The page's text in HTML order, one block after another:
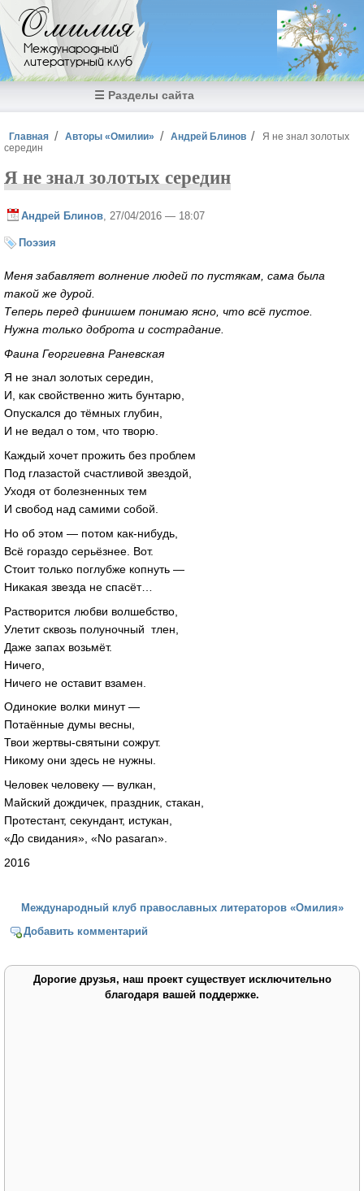
Перейти к основному содержанию
Омилия
Международный
литературный клуб
☰ Разделы сайта
Вы здесь
Главная Авторы «Омилии» Андрей Блинов
Я не знал золотых
середин
Я не знал золотых середин
Андрей Блинов , 27/04/2016 — 18:07
Поэзия
Меня забавляет волнение людей по пустякам, сама была
такой же дурой.
Теперь перед финишем понимаю ясно, что всё пустое.
Нужна только доброта и сострадание.
Фаина Георгиевна Раневская
Я не знал золотых середин,
И, как свойственно жить бунтарю,
Опускался до тёмных глубин,
И не ведал о том, что творю.
Каждый хочет прожить без проблем
Под глазастой счастливой звездой,
Уходя от болезненных тем
И свобод над самими собой.
Но об этом — потом как-нибудь,
Всё гораздо серьёзнее. Вот.
Стоит только поглубже копнуть —
Никакая звезда не спасёт…
Растворится любви волшебство,
Улетит сквозь полуночный тлен,
Даже запах возьмёт.
Ничего,
Ничего не оставит взамен.
Одинокие волки минут —
Потаённые думы весны,
Твои жертвы-святыни сожрут.
Никому они здесь не нужны.
Человек человеку — вулкан,
Майский дождичек, праздник, стакан,
Протестант, секундант, истукан,
«До свидания», «No pasaran».
2016
Международный клуб православных литераторов «Омилия»
Добавить комментарий
Дорогие друзья, наш проект существует исключительно
благодаря вашей поддержке.